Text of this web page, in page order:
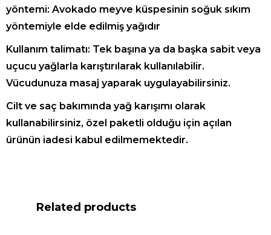
yöntemi: Avokado meyve küspesinin soğuk sıkım
yöntemiyle elde edilmiş yağıdır
Kullanım talimatı: Tek başına ya da başka sabit veya
uçucu yağlarla karıştırılarak kullanılabilir.
Vücudunuza masaj yaparak uygulayabilirsiniz.
Cilt ve saç bakımında yağ karışımı olarak
kullanabilirsiniz, özel paketli olduğu için açılan
ürünün iadesi kabul edilmemektedir.
Related products